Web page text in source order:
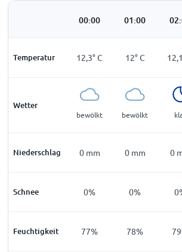
00:00 01:00
Temperatur 12,3°C 12°C
Wetter
bewölkt bewölkt
Niederschlag 0 mm 0 mm 0
Schnee 0% 0%
Feuchtigkeit 77% 78%